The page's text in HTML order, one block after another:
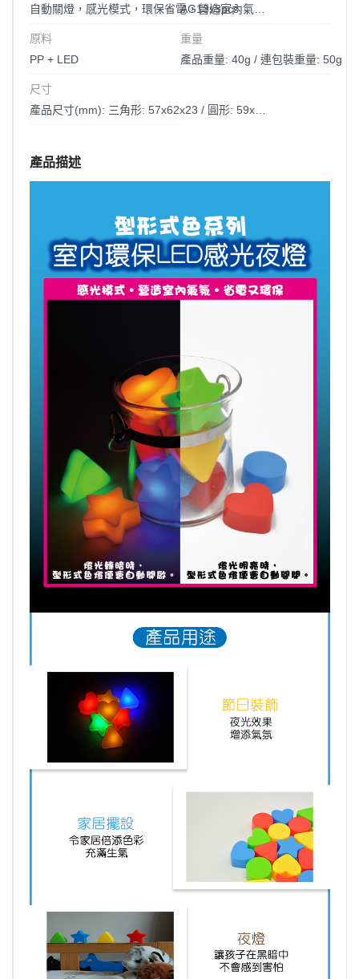
自動關燈，感光模式，環保省電，營造室內氣氛，幫助入睡
AG13x3pcs
原料
PP + LED
重量
產品重量: 40g / 連包裝重量: 50g
尺寸
產品尺寸(mm): 三角形: 57x62x23 / 圓形: 59x59x23 / 星形: 66x69x23 / 心形: 58x60x23 包裝尺寸(mm): 90x90x30
產品描述